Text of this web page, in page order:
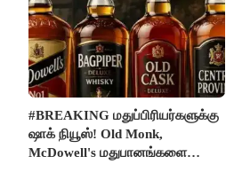
#BREAKING மதுப்பிரியர்களுக்கு
ஷாக் நியூஸ்! Old Monk,
McDowell's மதுபானங்களை